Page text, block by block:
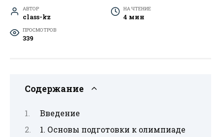
АВТОР
class-kz
НА ЧТЕНИЕ
4 мин
ПРОСМОТРОВ
339
Содержание
Введение
1. Основы подготовки к олимпиаде